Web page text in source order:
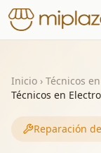
Inicio › Técnicos
Técnicos en
Reparación